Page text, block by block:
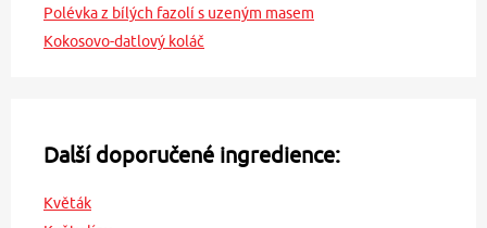
Polévka z bílých fazolí s uzeným masem
Kokosovo-datlový koláč
Další doporučené ingredience:
Květák